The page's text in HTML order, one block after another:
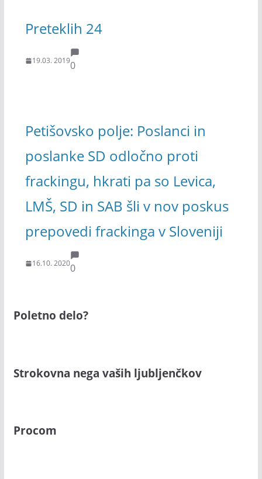
Preteklih 24
19.03. 20190
Petišovsko polje: Poslanci in
poslanke SD odločno proti
frackingu, hkrati pa so Levica,
LMŠ, SD in SAB šli v nov poskus
prepovedi frackinga v Sloveniji
16.10. 20200
Poletno delo?
Strokovna nega vaših ljubljenčkov
Procom